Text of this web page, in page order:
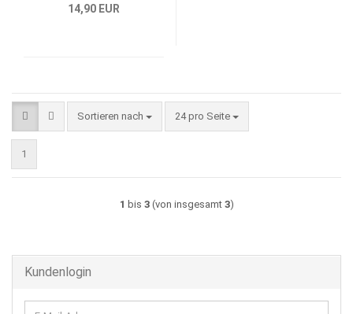
14,90 EUR
Sortieren nach
Sortieren nach 24 pro Seite
pro Seite
1
1 bis 3(von insgesamt 3)
Kundenlogin